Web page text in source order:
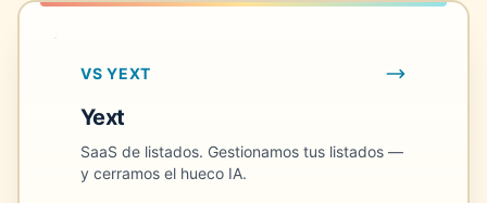
VS YEXT
Yext
SaaS de listados. Gestionamos tus listados —
y cerramos el hueco IA.